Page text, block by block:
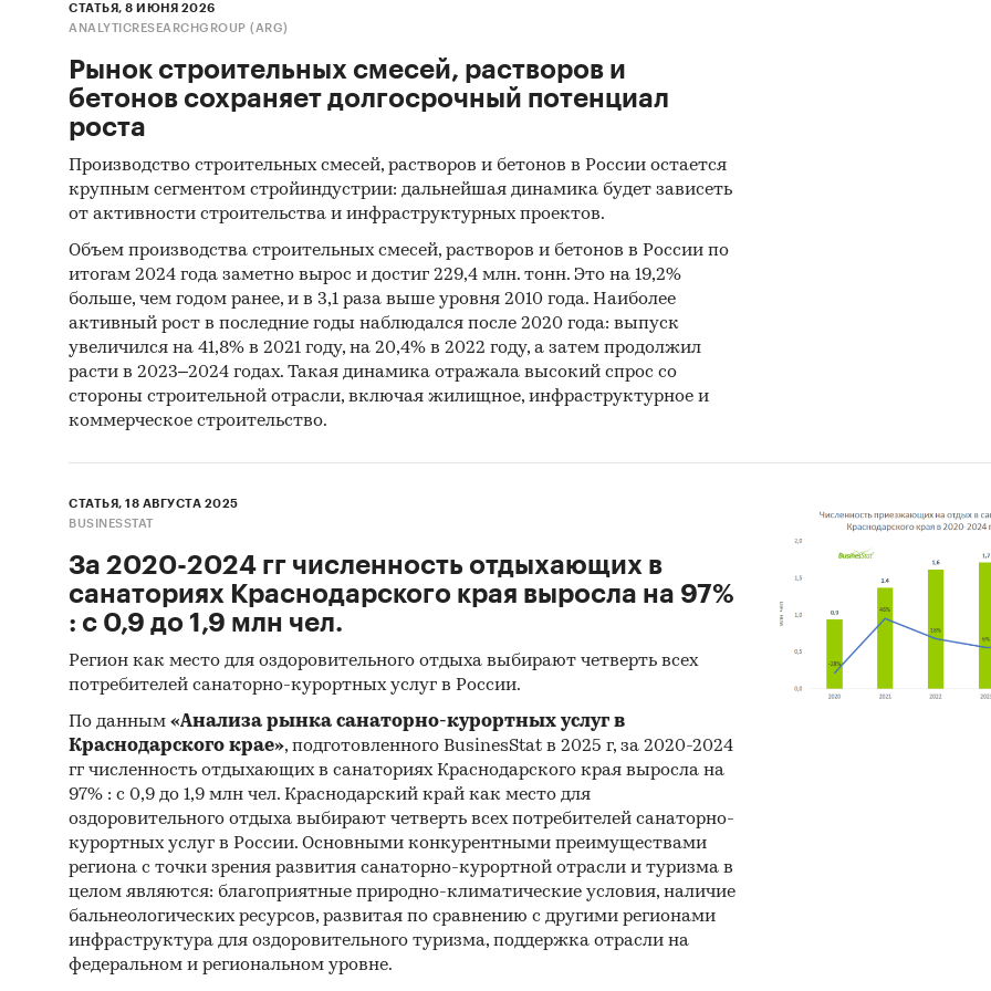
представить прогнозы до 2015 г.
Основные задачи Исследования:
1. Охарактеризовать производственную ситуацию на рынке
товарного бетона и железобетона в Краснодарском крае за
2010 гг. с помесячной и поквартальной разбивкой;
2. Проанализировать ценовую ситуацию на рынке
бетона и сборного железобетона в Краснодарском крае, в
числе по прайс-листам производителей;
3. Охарактеризовать конкурентную ситуацию на рынке
бетона и сборного железобетона в Краснодарском крае;
5. Проанализировать ситуацию на рынке бетона и
крупнейших городах Краснодарского края: Краснодаре,
6. Оценить емкость рынка бетона и железобетона в
Краснодарском крае на основе данных о поставках
регион;
7. Представить информацию о новых объектах и проектах
рынке товарного бетона и сборного железобетона в
Краснодарском крае;
8. Представить информацию о развитии сырьевых рынков:
цемента и нерудных материалов.
9. Представить информацию о развитии строительного
СТАТЬЯ, 8 ИЮНЯ 2026
ANALYTICRESEARCHGROUP (ARG)
Рынок строительных смесей, растворов и
бетонов сохраняет долгосрочный потенциал
роста
Производство строительных смесей, растворов и бетонов в России остается
крупным сегментом стройиндустрии: дальнейшая динамика будет зависеть
от активности строительства и инфраструктурных проектов.
Объем производства строительных смесей, растворов и бетонов в России по
итогам 2024 года заметно вырос и достиг 229,4 млн. тонн. Это на 19,2%
больше, чем годом ранее, и в 3,1 раза выше уровня 2010 года. Наиболее
активный рост в последние годы наблюдался после 2020 года: выпуск
увеличился на 41,8% в 2021 году, на 20,4% в 2022 году, а затем продолжил
расти в 2023–2024 годах. Такая динамика отражала высокий спрос со
стороны строительной отрасли, включая жилищное, инфраструктурное и
коммерческое строительство.
СТАТЬЯ, 18 АВГУСТА 2025
BUSINESSTAT
За 2020-2024 гг численность отдыхающих в
санаториях Краснодарского края выросла на 97%
: с 0,9 до 1,9 млн чел.
Регион как место для оздоровительного отдыха выбирают четверть всех
потребителей санаторно-курортных услуг в России.
По данным «Анализа рынка санаторно-курортных услуг в
Краснодарского крае», подготовленного BusinesStat в 2025 г, за 2020-2024
гг численность отдыхающих в санаториях Краснодарского края выросла на
97% : с 0,9 до 1,9 млн чел. Краснодарский край как место для
оздоровительного отдыха выбирают четверть всех потребителей санаторно-
курортных услуг в России. Основными конкурентными преимуществами
региона с точки зрения развития санаторно-курортной отрасли и туризма в
целом являются: благоприятные природно-климатические условия, наличие
бальнеологических ресурсов, развитая по сравнению с другими регионами
инфраструктура для оздоровительного туризма, поддержка отрасли на
федеральном и региональном уровне.